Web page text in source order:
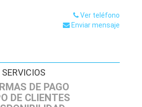
riesgos previos a la contratación
compraventa del automóvil.
Ver teléfono
Enviar mensaje
SERVICIOS
DE PAGO
DE CLIENTES